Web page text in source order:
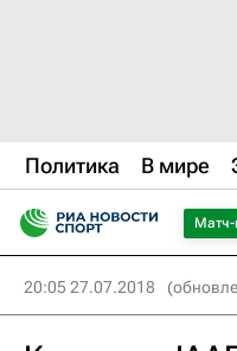
Политика В мире
Матч-
20:05 27.07.2018